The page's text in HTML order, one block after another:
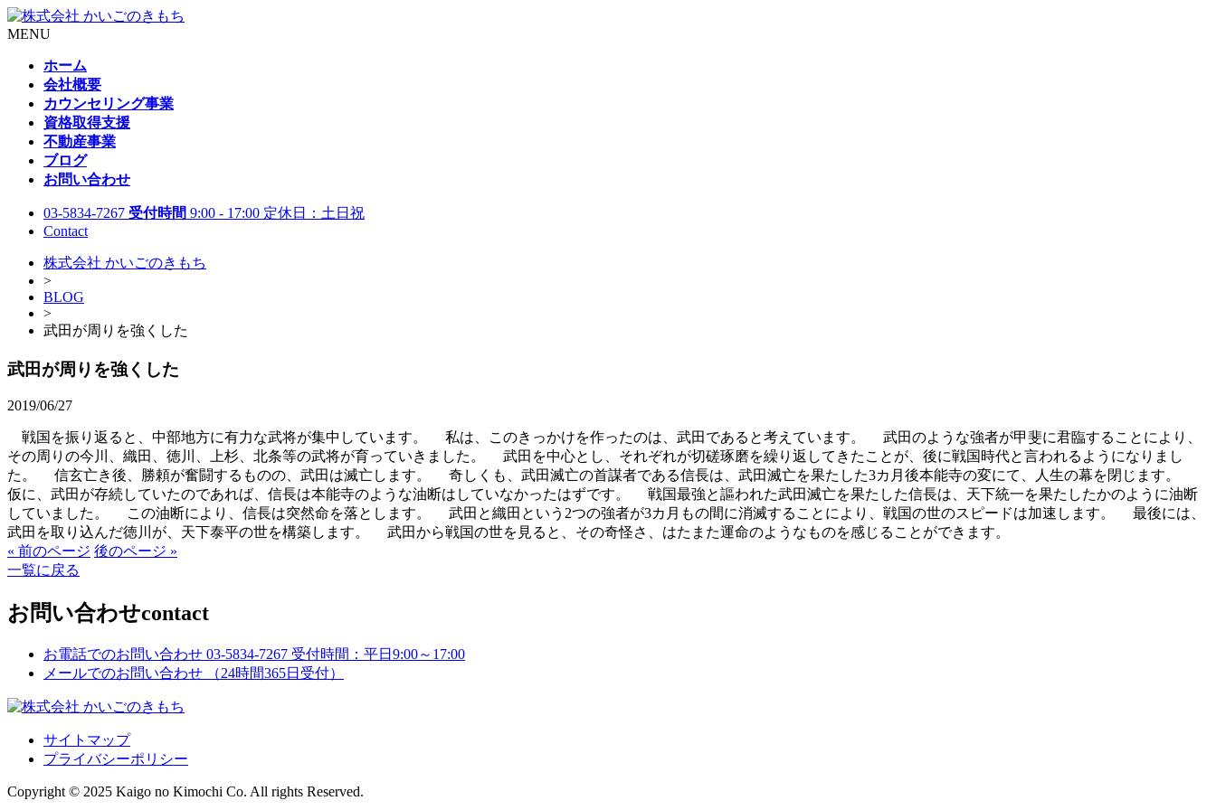
MENU
ホーム
会社概要
カウンセリング事業
資格取得支援
不動産事業
ブログ
お問い合わせ
03-5834-7267 受付時間 9:00 - 17:00 定休日：土日祝
Contact
株式会社 かいごのきもち
>
BLOG
>
武田が周りを強くした
武田が周りを強くした
2019/06/27
戦国を振り返ると、中部地方に有力な武将が集中しています。 私は、このきっかけを作ったのは、武田であると考えています。 武田のような強者が甲斐に君臨することにより、
その周りの今川、織田、徳川、上杉、北条等の武将が育っていきました。 武田を中心とし、それぞれが切磋琢磨を繰り返してきたことが、後に戦国時代と言われるようになりまし
た。 信玄亡き後、勝頼が奮闘するものの、武田は滅亡します。 奇しくも、武田滅亡の首謀者である信長は、武田滅亡を果たした3カ月後本能寺の変にて、人生の幕を閉じます。
仮に、武田が存続していたのであれば、信長は本能寺のような油断はしていなかったはずです。 戦国最強と謳われた武田滅亡を果たした信長は、天下統一を果たしたかのように油断
していました。 この油断により、信長は突然命を落とします。 武田と織田という2つの強者が3カ月もの間に消滅することにより、戦国の世のスピードは加速します。 最後には、
武田を取り込んだ徳川が、天下泰平の世を構築します。 武田から戦国の世を見ると、その奇怪さ、はたまた運命のようなものを感じることができます。
« 前のページ 後のページ »
一覧に戻る
お問い合わせcontact
お電話でのお問い合わせ 03-5834-7267 受付時間：平日9:00～17:00
メールでのお問い合わせ
（24時間365日受付）
サイトマップ
プライバシーポリシー
Copyright © 2025 Kaigo no Kimochi Co. All rights Reserved.